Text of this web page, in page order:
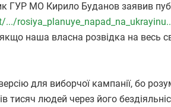
ГУР МО Кирило Буданов заявив
.../
наша власна розвідка на весь
для виборчої кампанії, бо
тисяч людей через його